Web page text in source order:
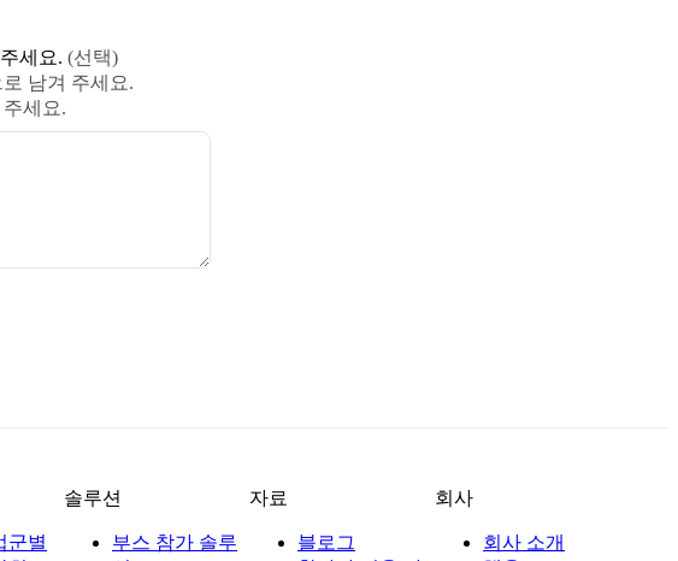
세요. (선택)
남겨 주세요.
세요.
군별
솔루션
부스 참가 솔루
자료
블로그
회사
회사 소개